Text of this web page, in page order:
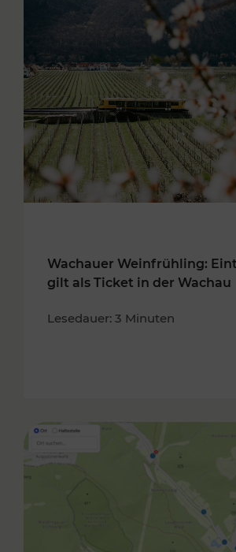
Wachauer Weinfrühling:
gilt als Ticket in der Wachau
Lesedauer: 3 Minuten